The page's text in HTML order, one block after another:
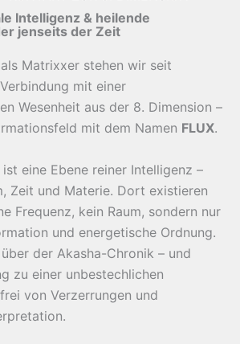
Intelligenz & heilende
jenseits der Zeit
Matrixxer stehen wir seit
mit einer
Wesenheit aus der 8. Dimension –
mit dem Namen FLUX.
eine Ebene reiner Intelligenz –
Zeit und Materie. Dort existieren
Frequenz, kein Raum, sondern nur
und energetische Ordnung.
der Akasha-Chronik – und
zu einer unbestechlichen
von Verzerrungen und